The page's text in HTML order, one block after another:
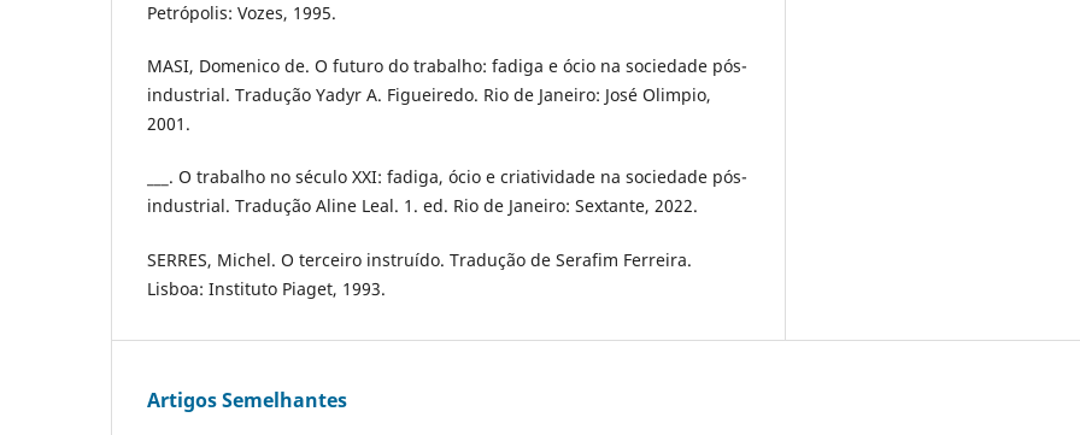
Petrópolis: Vozes, 1995.
MASI, Domenico de. O futuro do trabalho: fadiga e ócio na sociedade pós-
industrial. Tradução Yadyr A. Figueiredo. Rio de Janeiro: José Olimpio,
2001.
___. O trabalho no século XXI: fadiga, ócio e criatividade na sociedade pós-
industrial. Tradução Aline Leal. 1. ed. Rio de Janeiro: Sextante, 2022.
SERRES, Michel. O terceiro instruído. Tradução de Serafim Ferreira.
Lisboa: Instituto Piaget, 1993.
Artigos Semelhantes